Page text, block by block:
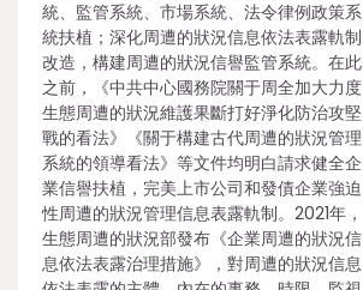
統、監管系統、市場系統、法令律例政策系
統扶植；深化周遭的狀況信息依法表露軌制
改造，構建周遭的狀況信譽監管系統。在此
之前，《中共中心國務院關于周全加大力度
生態周遭的狀況維護果斷打好淨化防治攻堅
戰的看法》《關于構建古代周遭的狀況管理
系統的領導看法》等文件均明白請求健全企
業信譽扶植，完美上市公司和發債企業強迫
性周遭的狀況管理信息表露軌制。2021年，
生態周遭的狀況部發布《企業周遭的狀況信
息依法表露治理措施》，對周遭的狀況信息